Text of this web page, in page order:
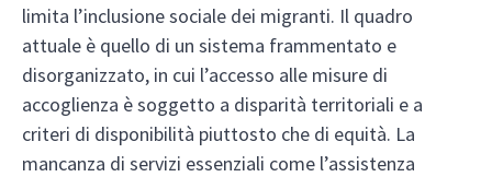
limita l’inclusione sociale dei migranti. Il quadro
attuale è quello di un sistema frammentato e
disorganizzato, in cui l’accesso alle misure di
accoglienza è soggetto a disparità territoriali e a
criteri di disponibilità piuttosto che di equità. La
mancanza di servizi essenziali come l’assistenza